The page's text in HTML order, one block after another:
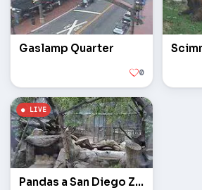
Gaslamp Quarter
0
Pandas a San Diego Zoo